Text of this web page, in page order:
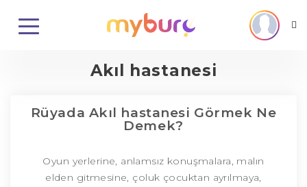
Akıl hastanesi
Rüyada Akıl hastanesi Görmek Ne
Demek?
Oyun yerlerine, anlamsız konuşmalara, malın
elden gitmesine, çoluk çocuktan ayrılmaya,